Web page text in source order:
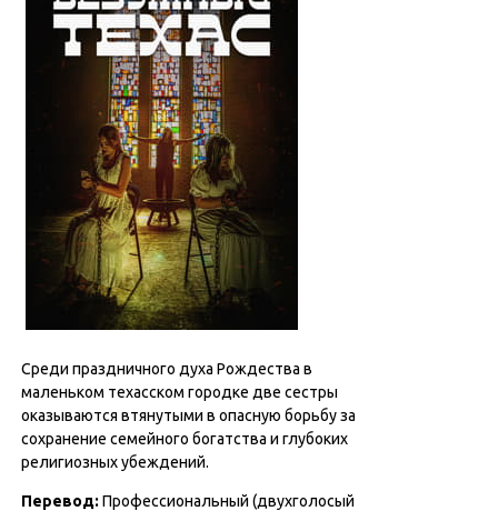
Среди праздничного духа Рождества в
маленьком техасском городке две сестры
оказываются втянутыми в опасную борьбу за
сохранение семейного богатства и глубоких
религиозных убеждений.
Перевод: Профессиональный (двухголосый